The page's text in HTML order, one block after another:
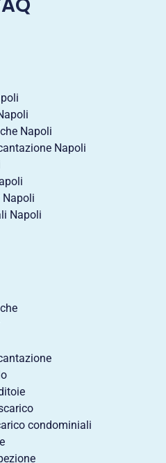
Napoli
Napoli
Napoli
condominiali